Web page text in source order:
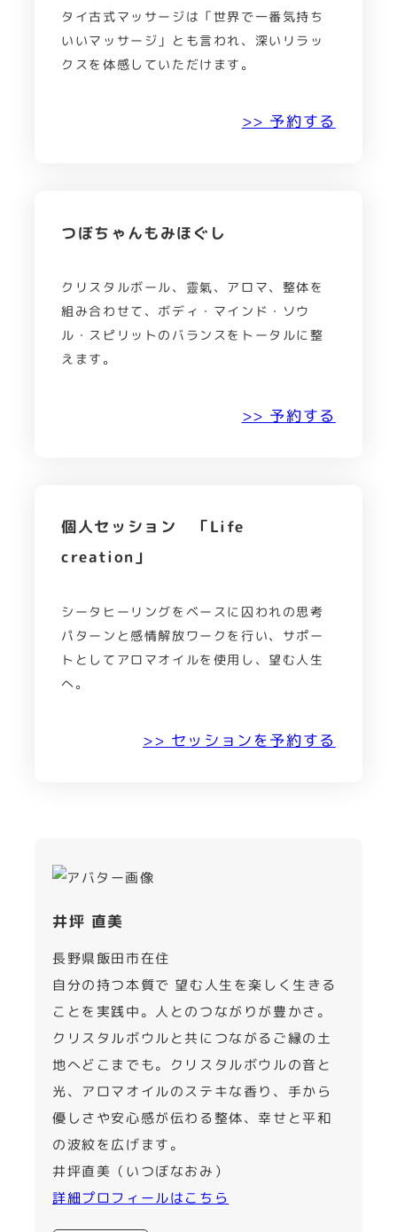
タイ古式マッサージは「世界で一番気持ち
いいマッサージ」とも言われ、深いリラッ
クスを体感していただけます。
>> 予約する
つぼちゃんもみほぐし
クリスタルボール、靈氣、アロマ、整体を
組み合わせて、ボディ・マインド・ソウ
ル・スピリットのバランスをトータルに整
えます。
>> 予約する
個人セッション 「Life
creation」
シータヒーリングをベースに囚われの思考
パターンと感情解放ワークを行い、サポー
トとしてアロマオイルを使用し、望む人生
へ。
>> セッションを予約する
井坪 直美
長野県飯田市在住
自分の持つ本質で 望む人生を楽しく生きる
ことを実践中。人とのつながりが豊かさ。
クリスタルボウルと共につながるご縁の土
地へどこまでも。クリスタルボウルの音と
光、アロマオイルのステキな香り、手から
優しさや安心感が伝わる整体、幸せと平和
の波紋を広げます。
井坪直美（いつぼなおみ）
詳細プロフィールはこちら